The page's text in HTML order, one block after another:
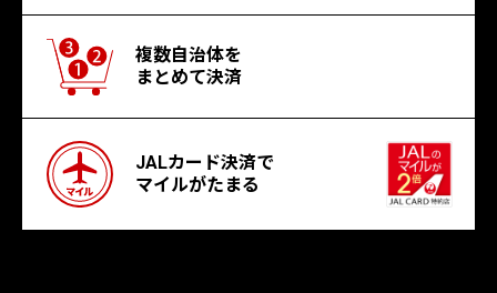
複数自治体を
まとめて決済
JALカード決済で
マイルがたまる